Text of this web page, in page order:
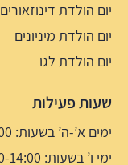
יום הולדת דינוזאורים
יום הולדת מיניונים
יום הולדת לגו
שעות פעילות
ימים א’-ה’ בשעות: 09:00-20:00
ימי ו’ בשעות: 09:00-14:00